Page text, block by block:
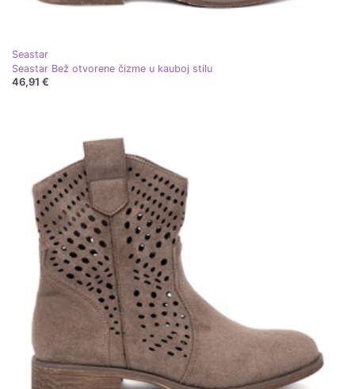
Seastar
Seastar Bež otvorene čizme u kauboj stilu
46,91 €